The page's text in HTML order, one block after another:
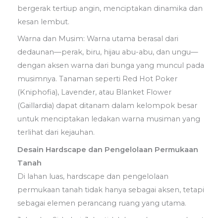
bergerak tertiup angin, menciptakan dinamika dan
kesan lembut.
Warna dan Musim: Warna utama berasal dari
dedaunan—perak, biru, hijau abu-abu, dan ungu—
dengan aksen warna dari bunga yang muncul pada
musimnya. Tanaman seperti Red Hot Poker
(Kniphofia), Lavender, atau Blanket Flower
(Gaillardia) dapat ditanam dalam kelompok besar
untuk menciptakan ledakan warna musiman yang
terlihat dari kejauhan.
Desain Hardscape dan Pengelolaan Permukaan
Tanah
Di lahan luas, hardscape dan pengelolaan
permukaan tanah tidak hanya sebagai aksen, tetapi
sebagai elemen perancang ruang yang utama.